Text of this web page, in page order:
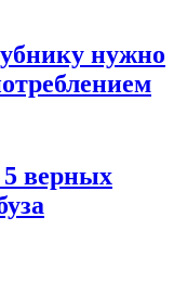
нужно
5 верных